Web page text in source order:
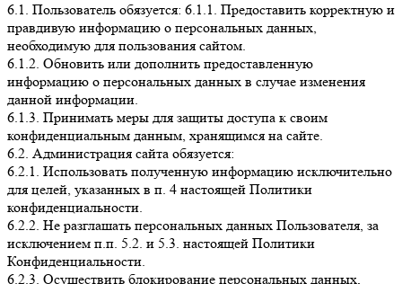
6.1. Пользователь обязуется: 6.1.1. Предоставить корректную и
правдивую информацию о персональных данных,
необходимую для пользования сайтом.
6.1.2. Обновить или дополнить предоставленную
информацию о персональных данных в случае изменения
данной информации.
6.1.3. Принимать меры для защиты доступа к своим
конфиденциальным данным, хранящимся на сайте.
6.2. Администрация сайта обязуется:
6.2.1. Использовать полученную информацию исключительно
для целей, указанных в п. 4 настоящей Политики
конфиденциальности.
6.2.2. Не разглашать персональных данных Пользователя, за
исключением п.п. 5.2. и 5.3. настоящей Политики
Конфиденциальности.
6.2.3. Осуществить блокирование персональных данных,